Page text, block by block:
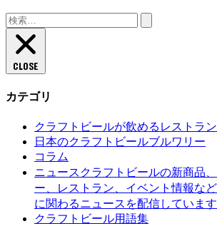
検
索:
CLOSE
カテゴリ
クラフトビールが飲めるレストラン
日本のクラフトビールブルワリー
コラム
ニュース クラフトビールの新商品
ー、レストラン、イベント情報な
に関わるニュースを配信しています
クラフトビール用語集